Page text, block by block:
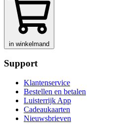
in winkelmand
Support
Klantenservice
Bestellen en betalen
Luisterrijk App
Cadeaukaarten
Nieuwsbrieven